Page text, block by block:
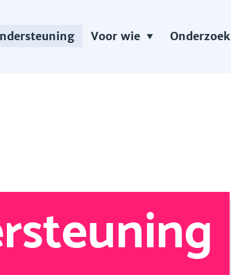
Voor wie Onderzoek